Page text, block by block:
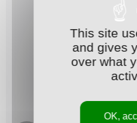
This site
and gives
over what
OK,